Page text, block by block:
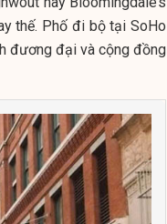
thế. Phố đi bộ tại SoHo
đương đại và cộng đồng